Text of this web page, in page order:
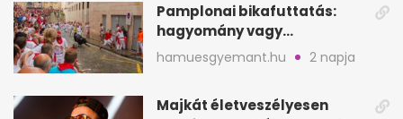
Pamplonai bikafuttatás:
hagyomány vagy
értelmetlen vérontás?
hamuesgyemant.hu 2 napja
Majkát életveszélyesen